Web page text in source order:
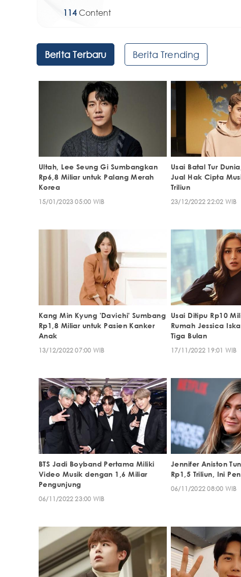
114Content
Berita Terbaru Berita Trending
Ultah, Lee Seung Gi Sumbangkan
Rp6,8 Miliar untuk Palang Merah
Korea
15/01/2023 05:00 WIB
Usai Batal Tur
Jual Hak Cipta
Triliun
23/12/2022 22:02 WIB
Kang Min Kyung 'Davichi' Sumbang
Rp1,8 Miliar untuk Pasien Kanker
Anak
13/12/2022 07:00 WIB
Usai Ditipu Rp10
Rumah Jessica
Tiga Bulan
17/11/2022 19:01 WIB
BTS Jadi Boyband Pertama Miliki
Video Musik dengan 1,6 Miliar
Pengunjung
06/11/2022 23:00 WIB
Jennifer Aniston
Rp1,5 Triliun, Ini
06/11/2022 08:00 WIB